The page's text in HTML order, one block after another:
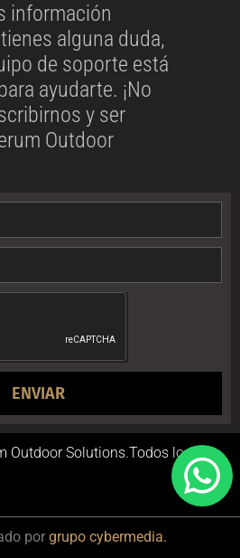
información
alguna duda,
de soporte está
ayudarte. ¡No
y ser
Outdoor
ENVIAR
Outdoor Solutions.Todos los
por grupo cybermedia.